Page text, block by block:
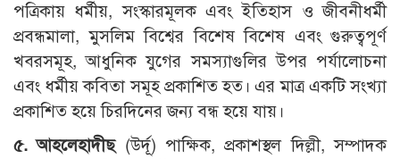
পত্রিকায় ধর্মীয়, সংস্কারমূলক এবং ইতিহাস ও জীবনীধর্মী
প্রবন্ধমালা, মুসলিম বিশ্বের বিশেষ বিশেষ এবং গুরুত্বপূর্ণ
খবরসমূহ, আধুনিক যুগের সমস্যাগুলির উপর পর্যালোচনা
এবং ধর্মীয় কবিতা সমূহ প্রকাশিত হত। এর মাত্র একটি সংখ্যা
প্রকাশিত হয়ে চিরদিনের জন্য বন্ধ হয়ে যায়।
৫. আহলেহাদীছ(উর্দূ) পাক্ষিক, প্রকাশস্থল দিল্লী, সম্পাদক